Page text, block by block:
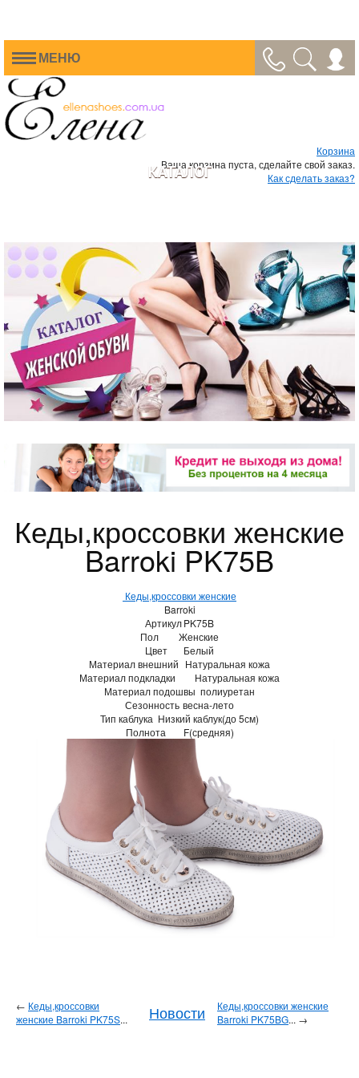
МЕНЮ
Корзина
Ваша корзина пуста, сделайте свой заказ.
Как сделать заказ?
КАТАЛОГ
Кеды,кроссовки женские
Barroki PK75B
Кеды,кроссовки женские
Barroki
АртикулPK75B
Пол
Женские
Цвет
Белый
Материал внешний Натуральная кожа
Материал подкладки
Натуральная кожа
Материал подошвы полиуретан
Сезонность весна-лето
Тип каблука Низкий каблук(до 5см)
Полнота
F(средняя)
← Кеды,кроссовки
женские Barroki PK75S... Новости
Кеды,кроссовки женские
Barroki PK75BG... →